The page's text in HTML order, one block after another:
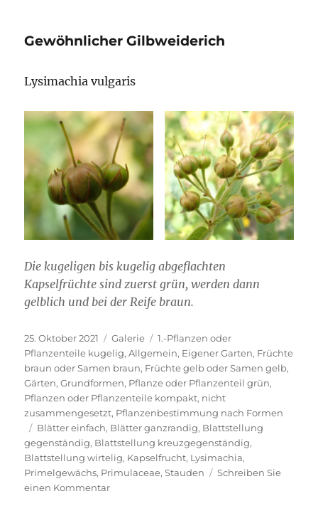
Gewöhnlicher Gilbweiderich
Lysimachia vulgaris
Die kugeligen bis kugelig abgeflachten
Kapselfrüchte sind zuerst grün, werden dann
gelblich und bei der Reife braun.
Veröffentlicht
am
25. Oktober 2021 Format
Galerie Kategorien
1.-Pflanzen oder
Pflanzenteile kugelig,Allgemein, Eigener Garten, Früchte
braun oder Samen braun, Früchte gelb oder Samen gelb,
Gärten,Grundformen, Pflanze oder Pflanzenteil grün,
Pflanzen oder Pflanzenteile kompakt, nicht
zusammengesetzt, Pflanzenbestimmung nach Formen
Schlagwörter
Blätter einfach, Blätter ganzrandig, Blattstellung
gegenständig, Blattstellung kreuzgegenständig,
Blattstellung wirtelig, Kapselfrucht, Lysimachia,
Primelgewächs, Primulaceae,Stauden
Schreiben Sie
einen Kommentarzu